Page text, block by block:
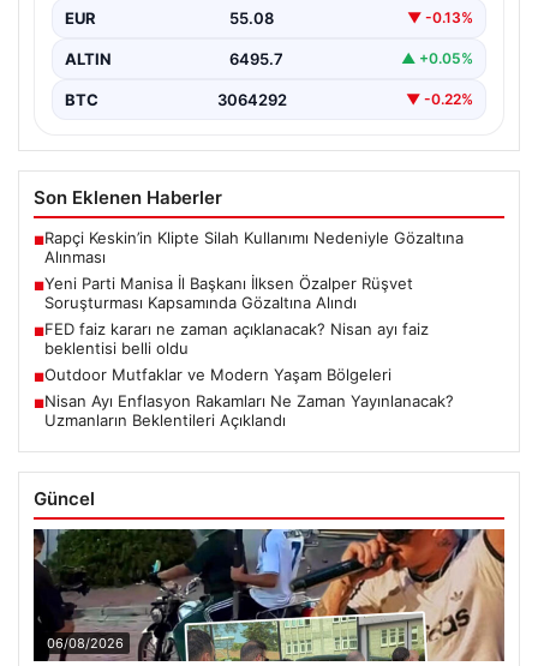
EUR 55.08 ▼ -0.13%
ALTIN 6495.7 ▲ +0.05%
BTC 3064292 ▼ -0.22%
Son Eklenen Haberler
■Rapçi Keskin’in Klipte Silah Kullanımı Nedeniyle Gözaltına
Alınması
■Yeni Parti Manisa İl Başkanı İlksen Özalper Rüşvet
Soruşturması Kapsamında Gözaltına Alındı
■FED faiz kararı ne zaman açıklanacak? Nisan ayı faiz
beklentisi belli oldu
■Outdoor Mutfaklar ve Modern Yaşam Bölgeleri
■Nisan Ayı Enflasyon Rakamları Ne Zaman Yayınlanacak?
Uzmanların Beklentileri Açıklandı
Güncel
06/08/2026